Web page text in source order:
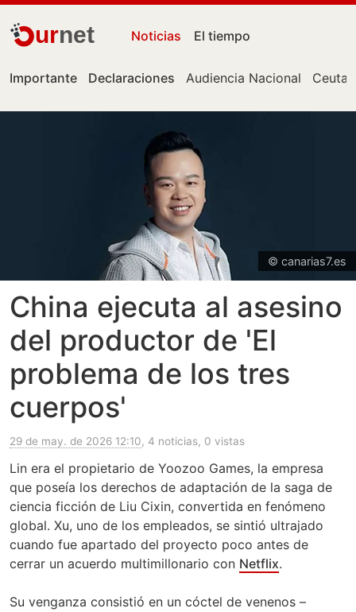
urnet Noticias El tiempo
Importante Declaraciones Audiencia Nacional Ceuta
© canarias7.es
China ejecuta al asesino
del productor de 'El
problema de los tres
cuerpos'
29 de may. de 2026 12:10, 4 noticias, 0 vistas
Lin era el propietario de Yoozoo Games, la empresa
que poseía los derechos de adaptación de la saga de
ciencia ficción de Liu Cixin, convertida en fenómeno
global. Xu, uno de los empleados, se sintió ultrajado
cuando fue apartado del proyecto poco antes de
cerrar un acuerdo multimillonario con Netflix.
Su venganza consistió en un cóctel de venenos –